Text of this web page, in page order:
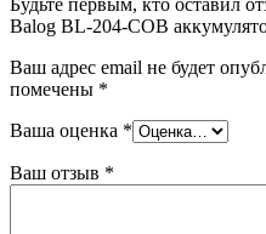
Будьте первым, кто оставил
Balog BL-204-COB
Ваш адрес email не будет
помечены *
Ваша оценка *
Ваш отзыв *